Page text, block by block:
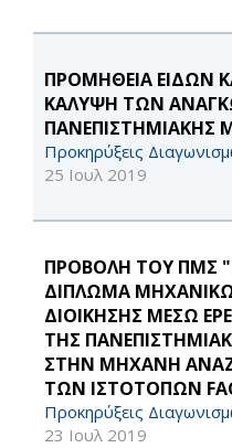
ΠΡΟΜΗΘΕΙΑ ΕΙΔΩΝ
ΚΑΛΥΨΗ ΤΩΝ
ΠΑΝΕΠΙΣΤΗΜΙΑΚΗΣ
Προκηρύξεις
25 Ιουλ 2019
ΠΡΟΒΟΛΗ ΤΟΥ ΠΜΣ
ΔΙΠΛΩΜΑ
ΔΙΟΙΚΗΣΗΣ ΜΕΣΩ
ΤΗΣ
ΣΤΗΝ ΜΗΧΑΝΗ
ΤΩΝ ΙΣΤΟΤΟΠΩΝ
Προκηρύξεις
23 Ιουλ 2019